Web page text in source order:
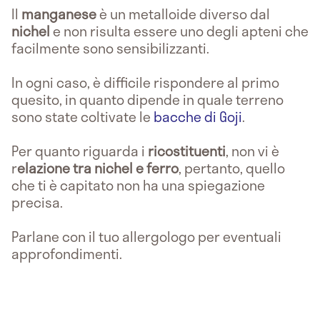
Il manganeseè un metalloide diverso dal
nichele non risulta essere uno degli apteni che
facilmente sono sensibilizzanti.
In ogni caso, è difficile rispondere al primo
quesito, in quanto dipende in quale terreno
sono state coltivate le bacche di Goji.
Per quanto riguarda i ricostituenti, non vi è
relazione tra nichel e ferro, pertanto, quello
che ti è capitato non ha una spiegazione
precisa.
Parlane con il tuo allergologo per eventuali
approfondimenti.